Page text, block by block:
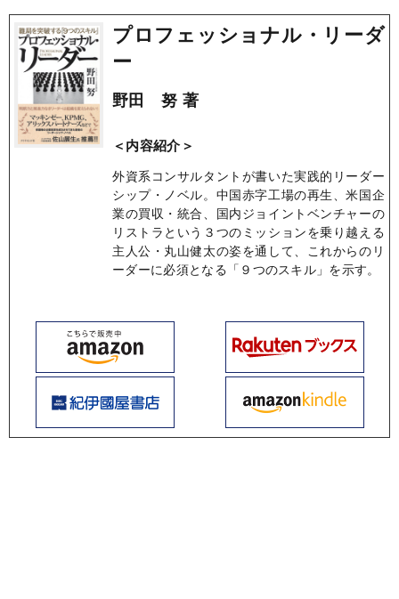
プロフェッショナル・リーダ
ー
野田 努 著
＜内容紹介＞
外資系コンサルタントが書いた実践的リーダー
シップ・ノベル。中国赤字工場の再生、米国企
業の買収・統合、国内ジョイントベンチャーの
リストラという３つのミッションを乗り越える
主人公・丸山健太の姿を通して、これからのリ
ーダーに必須となる「９つのスキル」を示す。